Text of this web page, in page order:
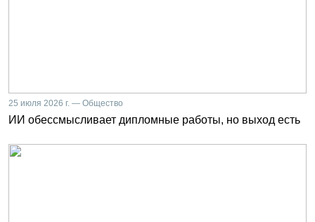
25 июля 2026 г. — Общество
ИИ обессмысливает дипломные работы, но выход есть